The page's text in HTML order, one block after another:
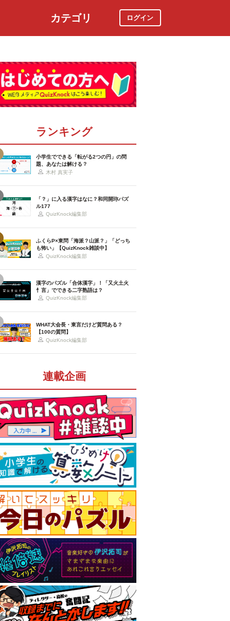
カテゴリ ログイン
ランキング
小学生でできる「転がる2つの円」の問
題、あなたは解ける？
木村 真実子
「？」に入る漢字はなに？和同開珎パズ
ル177
QuizKnock編集部
ふくらP×東問「海派？山派？」「どっち
も怖い」【QuizKnock雑談中】
QuizKnock編集部
漢字のパズル「合体漢字」！「又火土火
忄言」でできる二字熟語は？
QuizKnock編集部
WHAT大会長・東言だけど質問ある？
【100の質問】
QuizKnock編集部
連載企画